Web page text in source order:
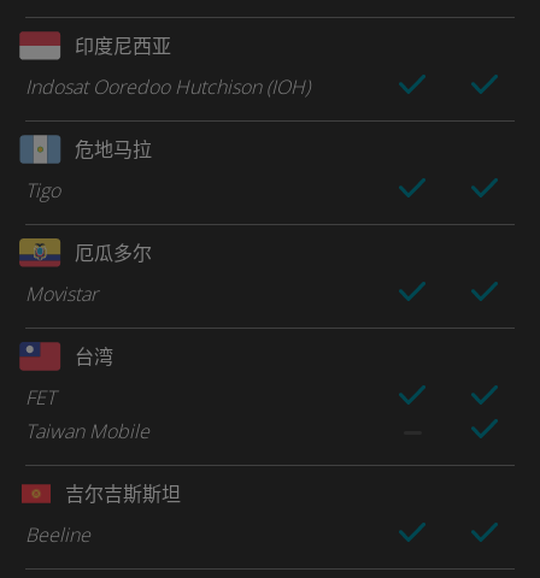
印度尼西亚
Indosat Ooredoo Hutchison (IOH)
危地马拉
Tigo
厄瓜多尔
Movistar
台湾
FET
Taiwan Mobile
吉尔吉斯斯坦
Beeline